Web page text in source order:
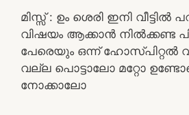
മിസ്സ്‌ : ഉം ശെരി ഇനി
വിഷയം ആക്കാൻ നിൽക്കണ്ട
പേരെയും ഒന്ന് ഹോസ്പിറ്റൽ
വല്ല പൊട്ടാലോ മറ്റോ
നോക്കാലോ